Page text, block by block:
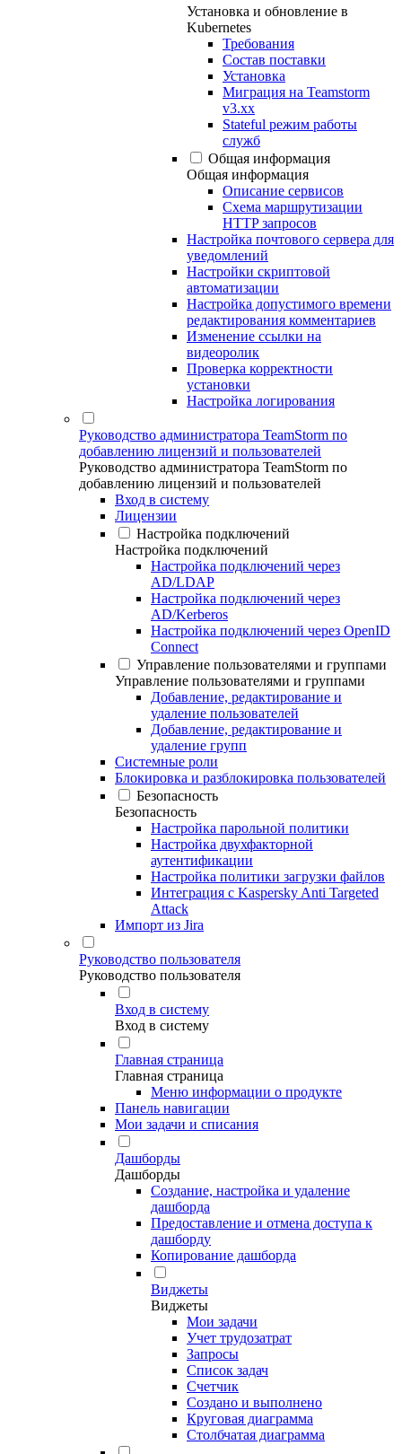
Установка и обновление в
Kubernetes
Требования
Состав поставки
Установка
Миграция на Teamstorm
v3.xx
Stateful режим работы
служб
Общая информация
Общая информация
Описание сервисов
Схема маршрутизации
HTTP запросов
Настройка почтового сервера для
уведомлений
Настройки скриптовой
автоматизации
Настройка допустимого времени
редактирования комментариев
Изменение ссылки на
видеоролик
Проверка корректности
установки
Настройка логирования
Руководство администратора TeamStorm по
добавлению лицензий и пользователей
Руководство администратора TeamStorm по
добавлению лицензий и пользователей
Вход в систему
Лицензии
Настройка подключений
Настройка подключений
Настройка подключений через
AD/LDAP
Настройка подключений через
AD/Kerberos
Настройка подключений через OpenID
Connect
Управление пользователями и группами
Управление пользователями и группами
Добавление, редактирование и
удаление пользователей
Добавление, редактирование и
удаление групп
Системные роли
Блокировка и разблокировка пользователей
Безопасность
Безопасность
Настройка парольной политики
Настройка двухфакторной
аутентификации
Настройка политики загрузки файлов
Интеграция с Kaspersky Anti Targeted
Attack
Импорт из Jira
Руководство пользователя
Руководство пользователя
Вход в систему
Вход в систему
Главная страница
Главная страница
Меню информации о продукте
Панель навигации
Мои задачи и списания
Дашборды
Дашборды
Создание, настройка и удаление
дашборда
Предоставление и отмена доступа к
дашборду
Копирование дашборда
Виджеты
Виджеты
Мои задачи
Учет трудозатрат
Запросы
Список задач
Счетчик
Создано и выполнено
Круговая диаграмма
Столбчатая диаграмма